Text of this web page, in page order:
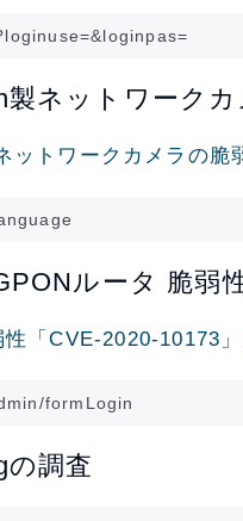
ネットワークカ
ットワークカメラの脆
ルータ 脆弱
性「CVE-2020-10173
調査